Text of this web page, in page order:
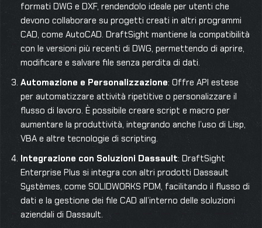
formati DWG e DXF, rendendolo ideale per utenti che
devono collaborare su progetti creati in altri programmi
CAD, come AutoCAD. DraftSight mantiene la compatibilità
con le versioni più recenti di DWG, permettendo di aprire,
modificare e salvare file senza perdita di dati.
Automazione e Personalizzazione: Offre API estese
per automatizzare attività ripetitive o personalizzare il
flusso di lavoro. È possibile creare script e macro per
aumentare la produttività, integrando anche l’uso di Lisp,
VBA e altre tecnologie di scripting.
Integrazione con Soluzioni Dassault: DraftSight
Enterprise Plus si integra con altri prodotti Dassault
Systèmes, come SOLIDWORKS PDM, facilitando il flusso di
dati e la gestione dei file CAD all’interno delle soluzioni
aziendali di Dassault.